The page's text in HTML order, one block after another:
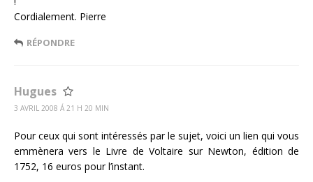
Cordialement. Pierre
RÉPONDRE
Hugues
3 AVRIL 2008 Á 21 H 20 MIN
Pour ceux qui sont intéressés par le sujet, voici un lien qui vous
emmènera vers le Livre de Voltaire sur Newton, édition de
1752, 16 euros pour l’instant.